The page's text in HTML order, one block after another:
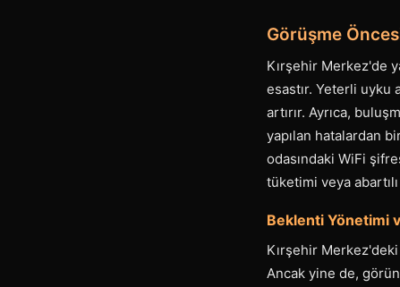
Görüşme
Kırşehir Merkez'de
esastır. Yeterli
artırır. Ayrıca,
yapılan hatalardan
odasındaki WiFi
tüketimi veya
Beklenti Yönetimi
Kırşehir
Ancak yine de,